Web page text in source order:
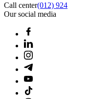
Call center(012) 924
Our social media